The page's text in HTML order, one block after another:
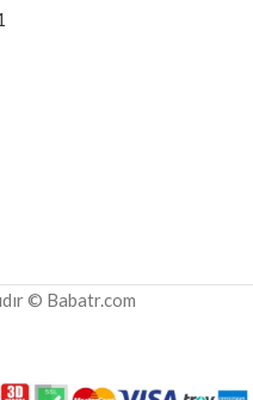
© Babatr.com